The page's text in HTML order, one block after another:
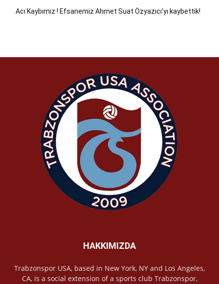
Acı Kaybımız ! Efsanemiz Ahmet Suat Özyazıcı’yı kaybettik!
HAKKIMIZDA
Trabzonspor USA, based in New York, NY and Los Angeles,
CA, is a social extension of a sports club Trabzonspor,